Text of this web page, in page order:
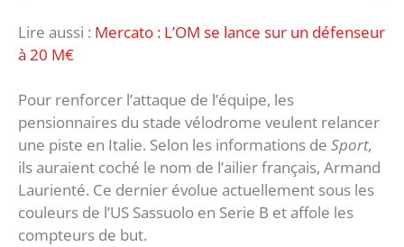
Lire aussi : Mercato : L’OM se lance sur un défenseur
à 20 M€
Pour renforcer l’attaque de l’équipe, les
pensionnaires du stade vélodrome veulent relancer
une piste en Italie. Selon les informations de Sport,
ils auraient coché le nom de l’ailier français, Armand
Laurienté. Ce dernier évolue actuellement sous les
couleurs de l’US Sassuolo en Serie B et affole les
compteurs de but.